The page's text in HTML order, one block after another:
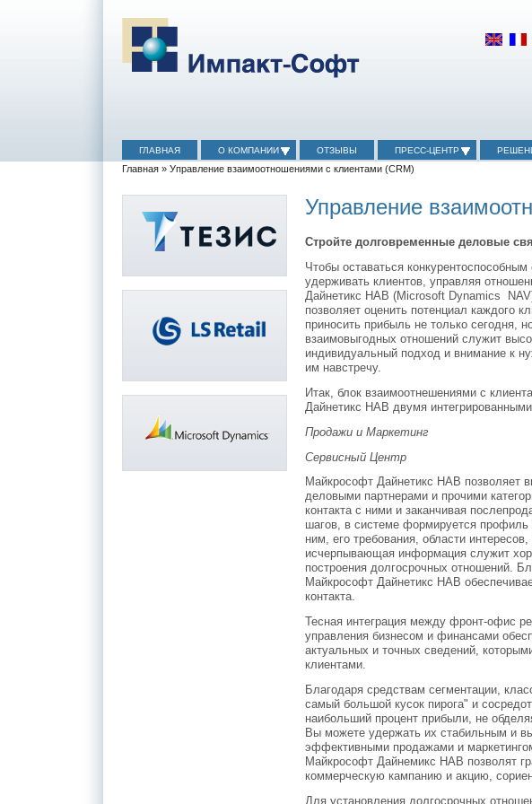
ГЛАВНАЯ О КОМПАНИИ ОТЗЫВЫ ПРЕСС-ЦЕНТР
Главная » Управление взаимоотношениями с клиентами (CRM)
Управление
Стройте долговременные деловые
Чтобы оставаться
удерживать клиентов, управляя
Дайнетикс НАВ (Microsoft Dynamics
позволяет оценить потенциал каждого
приносить прибыль не только сегодня,
взаимовыгодных отношений служит
индивидуальный подход и внимание к
им навстречу.
Итак, блок взаимоотнешениями с
Дайнетикс НАВ двумя
Продажи и Маркетинг
Сервисный Центр
Майкрософт Дайнетикс НАВ позволяет
деловыми партнерами и прочими
контакта с ними и заканчивая
шагов, в системе формируется профиль
ним, его требования, области
исчерпывающая информация служит
построения долгосрочных отношений.
Майкрософт Дайнетикс НАВ
контакта.
Тесная интеграция между фронт-офис
управления бизнесом и финансами
актуальных и точных сведений,
клиентами.
Благодаря средствам сегментации,
самый большой кусок пирога" и
наибольший процент прибыли, не
Вы можете удержать их стабильным и
эффективными продажами и
Майкрософт Дайнемикс НАВ позволят
коммерческую кампанию и акцию,
Для установления долгосрочных